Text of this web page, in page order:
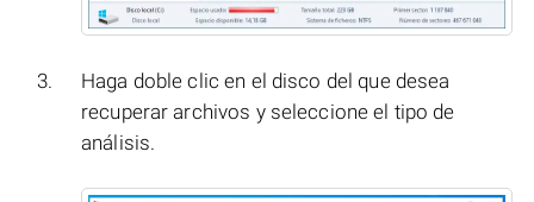
Haga doble clic en el disco del que desea
recuperar archivos y seleccione el tipo de
análisis.